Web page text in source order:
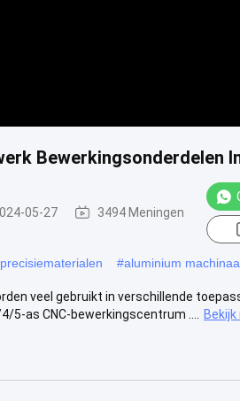
Bewerkingsonderdelen
05-27 3494 Meningen
#aluminium
veel gebruikt in verschillende
as CNC-bewerkingscentrum ....
Bekijk